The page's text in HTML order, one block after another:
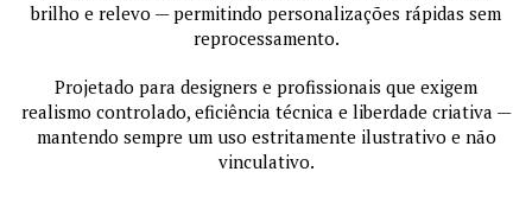
brilho e relevo — permitindo personalizações rápidas sem
reprocessamento.
Projetado para designers e profissionais que exigem
realismo controlado, eficiência técnica e liberdade criativa —
mantendo sempre um uso estritamente ilustrativo e não
vinculativo.